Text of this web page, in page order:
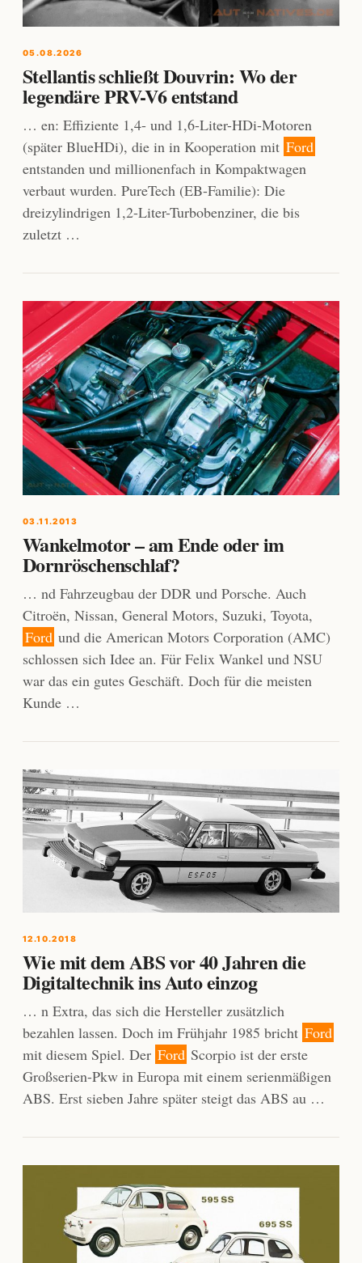
05.08.2026
Stellantis schließt Douvrin: Wo der
legendäre PRV-V6 entstand
… en: Effiziente 1,4- und 1,6-Liter-HDi-Motoren
(später BlueHDi), die in in Kooperation mit Ford
entstanden und millionenfach in Kompaktwagen
verbaut wurden. PureTech (EB-Familie): Die
dreizylindrigen 1,2-Liter-Turbobenziner, die bis
zuletzt …
03.11.2013
Wankelmotor – am Ende oder im
Dornröschenschlaf?
… nd Fahrzeugbau der DDR und Porsche. Auch
Citroën, Nissan, General Motors, Suzuki, Toyota,
Ford und die American Motors Corporation (AMC)
schlossen sich Idee an. Für Felix Wankel und NSU
war das ein gutes Geschäft. Doch für die meisten
Kunde …
12.10.2018
Wie mit dem ABS vor 40 Jahren die
Digitaltechnik ins Auto einzog
… n Extra, das sich die Hersteller zusätzlich
bezahlen lassen. Doch im Frühjahr 1985 bricht Ford
mit diesem Spiel. Der Ford Scorpio ist der erste
Großserien-Pkw in Europa mit einem serienmäßigen
ABS. Erst sieben Jahre später steigt das ABS au …